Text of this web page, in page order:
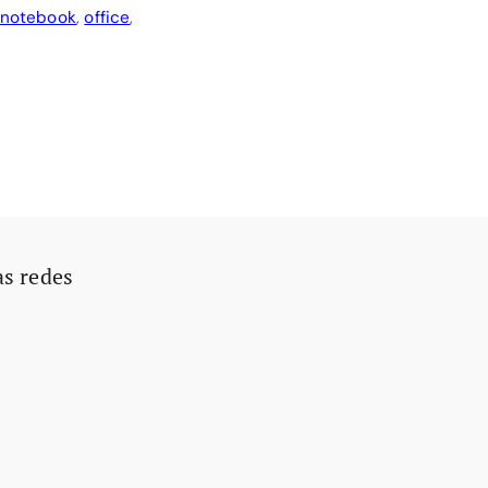
notebook,office,
redes